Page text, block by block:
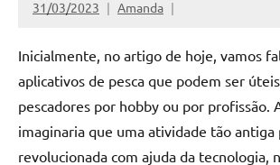
31/03/2023 Amanda
Inicialmente, no artigo de hoje, vamos
aplicativos de pesca que podem ser
pescadores por hobby ou por profissão.
imaginaria que uma atividade tão antiga
revolucionada com ajuda da tecnologia,